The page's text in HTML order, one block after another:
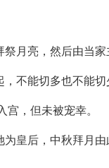
月亮，然后由当家
不能切多也不能切
，但未被宠幸。
皇后，中秋拜月由